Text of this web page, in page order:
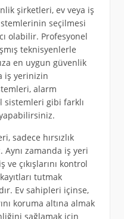
şirketleri, ev veya iş
seçilmesi
olabilir. Profesyonel
teknisyenlerle
en uygun güvenlik
iş yerinizin
alarm
sistemleri gibi farklı
sadece hırsızlık
Aynı zamanda iş yeri
çıkışlarını kontrol
tutmak
Ev sahipleri içinse,
koruma altına almak
sağlamak için